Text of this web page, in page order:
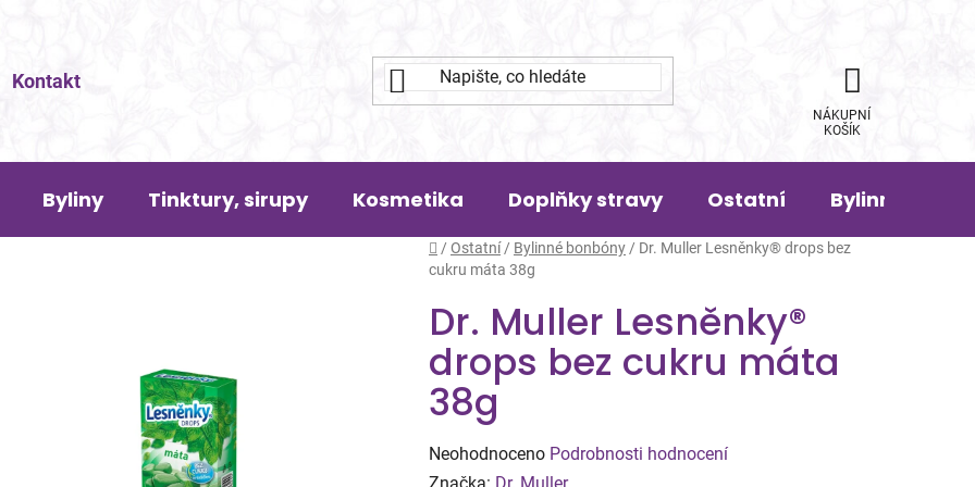
Kontakt
NÁKUPNÍ
KOŠÍK
Byliny Tinktury, sirupy Kosmetika Doplňky stravy Ostatní Bylinná
Domů
/ Ostatní / Bylinné bonbóny / Dr. Muller Lesněnky® drops bez
cukru máta 38g
Dr. Muller Lesněnky®
drops bez cukru máta
38g
Průměrné
hodnocení
Neohodnoceno Podrobnosti hodnocení
Značka: Dr. Muller